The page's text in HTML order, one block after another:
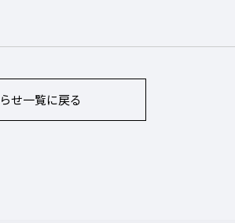
せ一覧に戻る